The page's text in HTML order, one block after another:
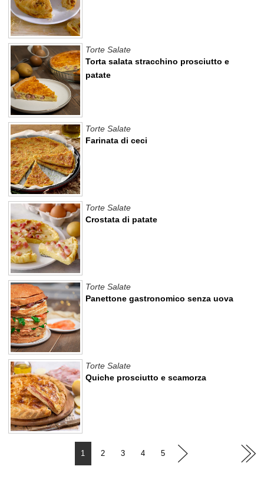
Torta salata stracchino prosciutto e
patate
Torte Salate
Farinata di ceci
Torte Salate
Crostata di patate
Torte Salate
Panettone gastronomico senza uova
Torte Salate
Quiche prosciutto e scamorza
Torte Salate
1 2 3 4 5